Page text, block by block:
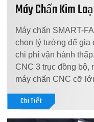
Máy Chấn Kim
Máy chấn SMART-
chọn lý tưởng để gia
chi phí vận hành
CNC 3 trục đồng bộ,
máy chấn CNC cỡ
Chi Tiết